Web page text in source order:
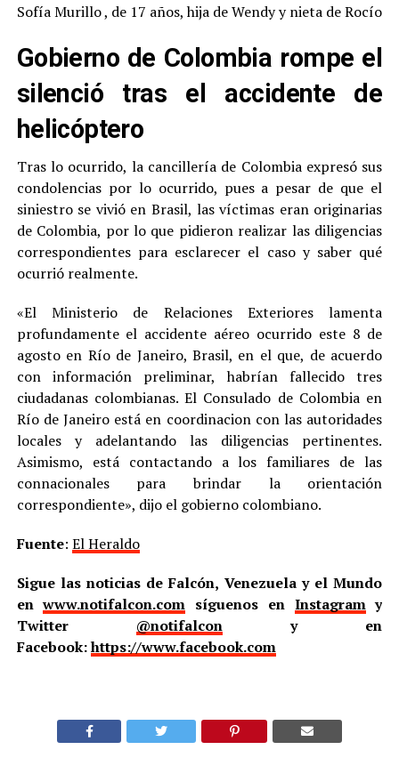
Sofía Murillo , de 17 años, hija de Wendy y nieta de Rocío
Gobierno de Colombia rompe el
silenció tras el accidente de
helicóptero
Tras lo ocurrido, la cancillería de Colombia expresó sus
condolencias por lo ocurrido, pues a pesar de que el
siniestro se vivió en Brasil, las víctimas eran originarias
de Colombia, por lo que pidieron realizar las diligencias
correspondientes para esclarecer el caso y saber qué
ocurrió realmente.
«El Ministerio de Relaciones Exteriores lamenta
profundamente el accidente aéreo ocurrido este 8 de
agosto en Río de Janeiro, Brasil, en el que, de acuerdo
con información preliminar, habrían fallecido tres
ciudadanas colombianas. El Consulado de Colombia en
Río de Janeiro está en coordinacion con las autoridades
locales y adelantando las diligencias pertinentes.
Asimismo, está contactando a los familiares de las
connacionales para brindar la orientación
correspondiente», dijo el gobierno colombiano.
Fuente: El Heraldo
Sigue las noticias de Falcón, Venezuela y el Mundo
enwww.notifalcon.com síguenos en Instagramy
Twitter @notifalcony en
Facebook:https://www.facebook.com